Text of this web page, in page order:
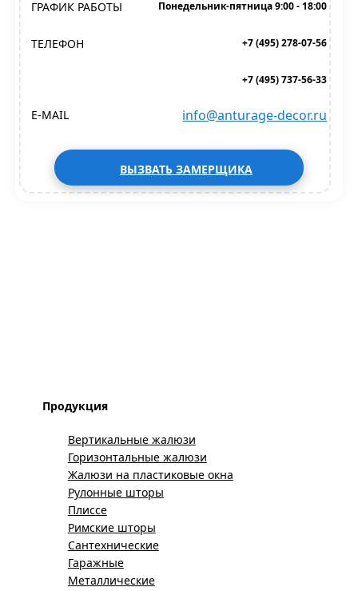
ГРАФИК РАБОТЫ Понедельник-пятница 9:00 - 18:00
ТЕЛЕФОН +7 (495) 278-07-56
+7 (495) 737-56-33
E-MAIL info@anturage-decor.ru
ВЫЗВАТЬ ЗАМЕРЩИКА
Продукция
Вертикальные жалюзи
Горизонтальные жалюзи
Жалюзи на пластиковые окна
Рулонные шторы
Плиссе
Римские шторы
Сантехнические
Гаражные
Металлические